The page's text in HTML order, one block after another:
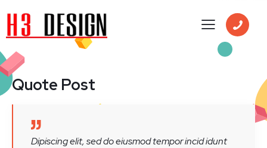
Quote Post
Dipiscing elit, sed do eiusmod tempor incid idunt